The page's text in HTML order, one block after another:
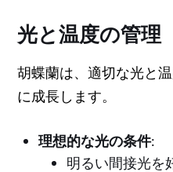
光と温度の管理
胡蝶蘭は、適切な光と
に成長します。
理想的な光の条件:
明るい間接光を